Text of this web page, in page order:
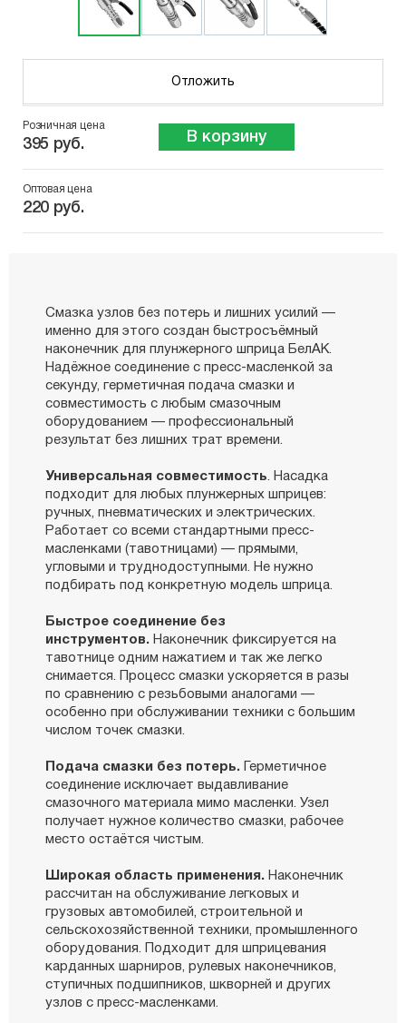
Отложить
Розничная цена
395 руб. В корзину
Оптовая цена
220 руб.
Смазка узлов без потерь и лишних усилий —
именно для этого создан быстросъёмный
наконечник для плунжерного шприца БелАК.
Надёжное соединение с пресс-масленкой за
секунду, герметичная подача смазки и
совместимость с любым смазочным
оборудованием — профессиональный
результат без лишних трат времени.
Универсальная совместимость. Насадка
подходит для любых плунжерных шприцев:
ручных, пневматических и электрических.
Работает со всеми стандартными пресс-
масленками (тавотницами) — прямыми,
угловыми и труднодоступными. Не нужно
подбирать под конкретную модель шприца.
Быстрое соединение без
инструментов. Наконечник фиксируется на
тавотнице одним нажатием и так же легко
снимается. Процесс смазки ускоряется в разы
по сравнению с резьбовыми аналогами —
особенно при обслуживании техники с большим
числом точек смазки.
Подача смазки без потерь. Герметичное
соединение исключает выдавливание
смазочного материала мимо масленки. Узел
получает нужное количество смазки, рабочее
место остаётся чистым.
Широкая область применения. Наконечник
рассчитан на обслуживание легковых и
грузовых автомобилей, строительной и
сельскохозяйственной техники, промышленного
оборудования. Подходит для шприцевания
карданных шарниров, рулевых наконечников,
ступичных подшипников, шкворней и других
узлов с пресс-масленками.